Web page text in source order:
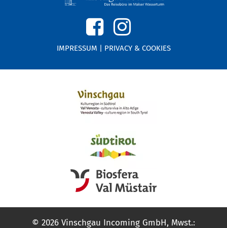
IMPRESSUM | PRIVACY & COOKIES
© 2026 Vinschgau Incoming GmbH, Mwst.: